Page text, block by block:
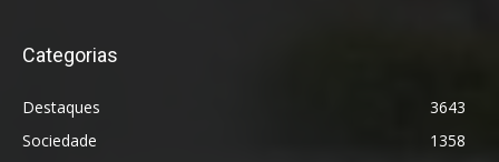
Categorias
Destaques
3643
Sociedade
1358